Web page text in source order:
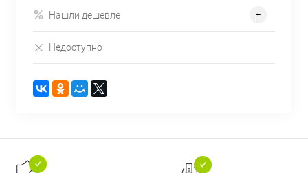
Нашли дешевле
Недоступно